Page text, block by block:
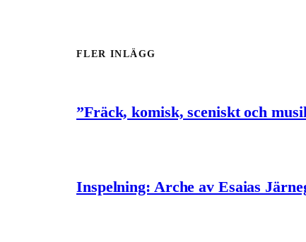
FLER INLÄGG
”Fräck, komisk, sceniskt och
Inspelning: Arche av Esaias